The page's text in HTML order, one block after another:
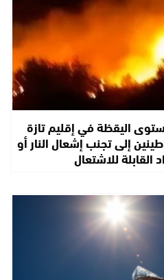
اليقظة في إقليم تازة
إلى تجنب إشعال النار أو
القابلة للاشتعال